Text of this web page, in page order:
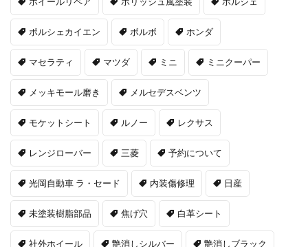
ポルシェカイエン ボルボ ホンダ
マセラティ マツダ ミニ ミニクーパー
メッキモール磨き メルセデスベンツ
モケットシート ルノー レクサス
レンジローバー 三菱 予約について
光岡自動車 ラ・セード 内装傷修理 日産
未塗装樹脂部品 焦げ穴 白革シート
社外ホイール 艶消しシルバー 艶消しブラック